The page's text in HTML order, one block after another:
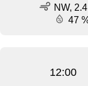
NW,
47
12:00